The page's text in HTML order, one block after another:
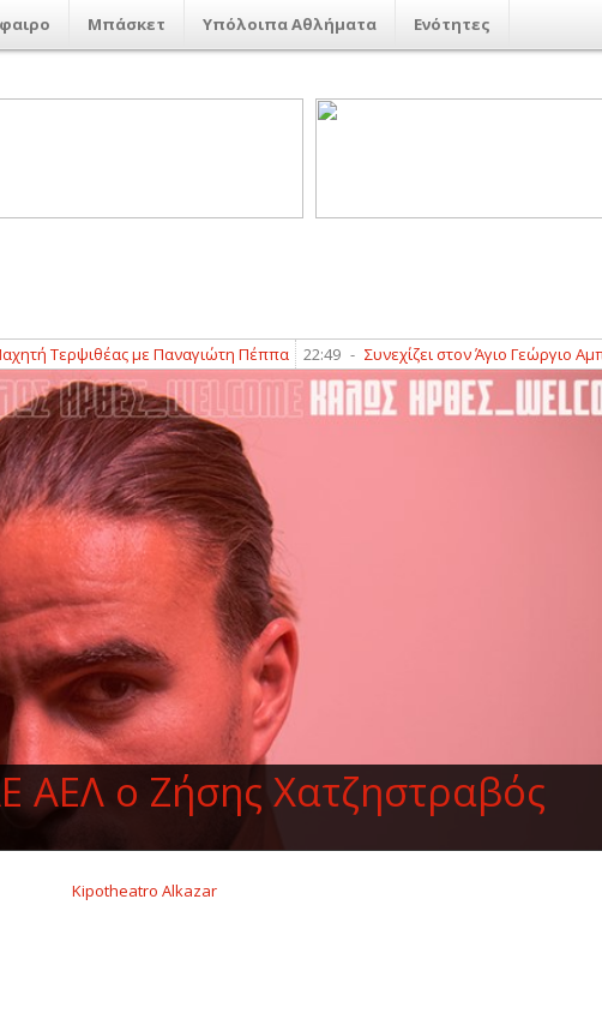
Μπάσκετ Υπόλοιπα Αθλήματα Ενότητες
με Παναγιώτη Πέππα 22:49 - Συνεχίζει στον Άγιο Γεώργιο
ΑΕΛ ο Ζήσης Χατζηστραβός